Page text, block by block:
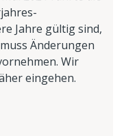
Jahre gültig sind,
Änderungen
Wir
eingehen.